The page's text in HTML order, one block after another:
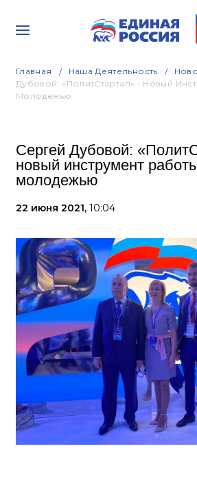
Главная Наша Деятельность
Дубовой: «ПолитСтартап» - Новый
Молодежью
Сергей Дубовой:
новый инструмент
молодежью
22 июня 2021, 10:04